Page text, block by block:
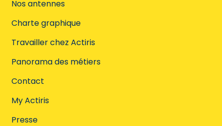
Nos antennes
Charte graphique
Travailler chez Actiris
Panorama des métiers
Contact
My Actiris
Presse